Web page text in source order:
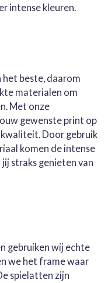
intense kleuren.
beste, daarom
materialen om
Met onze
gewenste print op
Door gebruik
komen de intense
straks genieten van
gebruiken wij echte
we het frame waar
spielatten zijn